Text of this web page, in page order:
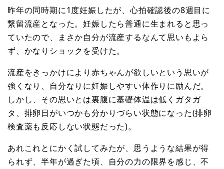
昨年の同時期に1度妊娠したが、心拍確認後の8週目に
繋留流産となった。妊娠したら普通に生まれると思っ
ていたので、まさか自分が流産するなんて思いもよら
ず、かなりショックを受けた。
流産をきっかけにより赤ちゃんが欲しいという思いが
強くなり、自分なりに妊娠しやすい体作りに励んだ。
しかし、その思いとは裏腹に基礎体温は低くガタガ
タ、排卵日がいつかも分かりづらい状態になった(排卵
検査薬も反応しない状態だった)。
あれこれとにかく試してみたが、思うような結果が得
られず、半年が過ぎた頃、自分の力の限界を感じ、不